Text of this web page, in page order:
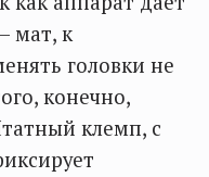
мат, к
головки не
конечно,
клемп, с